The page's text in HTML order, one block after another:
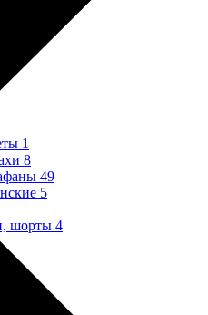
1
8
49
5
шорты 4